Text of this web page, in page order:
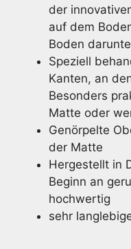
der
auf dem
Boden
Speziell
Kanten, an
Besonders
Matte oder
Genörpelte
der Matte
Hergestellt in
Beginn an
hochwertig
sehr